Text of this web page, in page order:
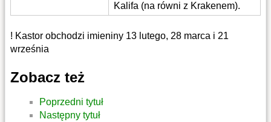
Kalifa (na równi z Krakenem).
! Kastor obchodzi imieniny 13 lutego, 28 marca i 21
września
Zobacz też
Poprzedni tytuł
Następny tytuł